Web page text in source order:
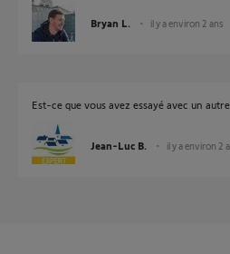
Bryan L. il y a environ 2 ans
Est-ce que vous avez essayé avec un
Jean-Luc B. il y a environ 2